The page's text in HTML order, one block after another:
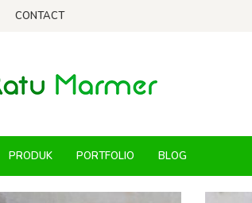
CONTACT
PRODUK PORTFOLIO BLOG